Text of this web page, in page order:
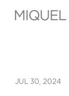
JUL 30, 2024